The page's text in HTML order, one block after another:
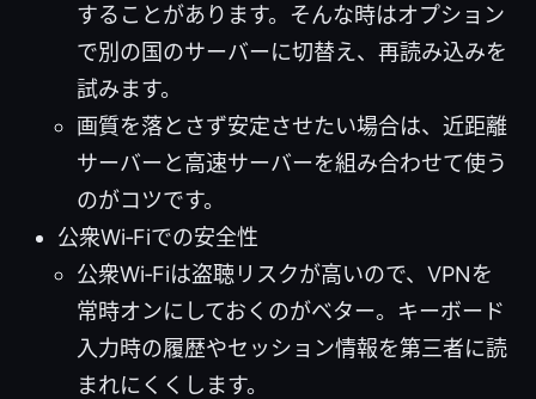
することがあります。そんな時はオプション
で別の国のサーバーに切替え、再読み込みを
試みます。
画質を落とさず安定させたい場合は、近距離
サーバーと高速サーバーを組み合わせて使う
のがコツです。
公衆Wi‑Fiでの安全性
公衆Wi‑Fiは盗聴リスクが高いので、VPNを
常時オンにしておくのがベター。キーボード
入力時の履歴やセッション情報を第三者に読
まれにくくします。